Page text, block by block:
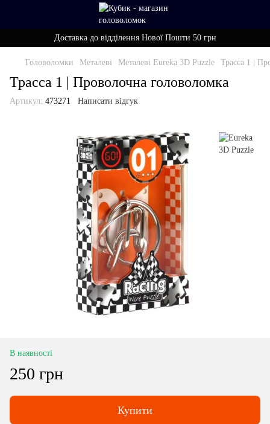
Доставка до відділення Нової Пошти 50 грн
Головоломки Металеві Металеві Eureka 3D Puzzle Трасса 1 |
Трасса 1 | Проволочна головоломка
Артикул: 473271 Написати відгук
В наявності
250 грн
Купити